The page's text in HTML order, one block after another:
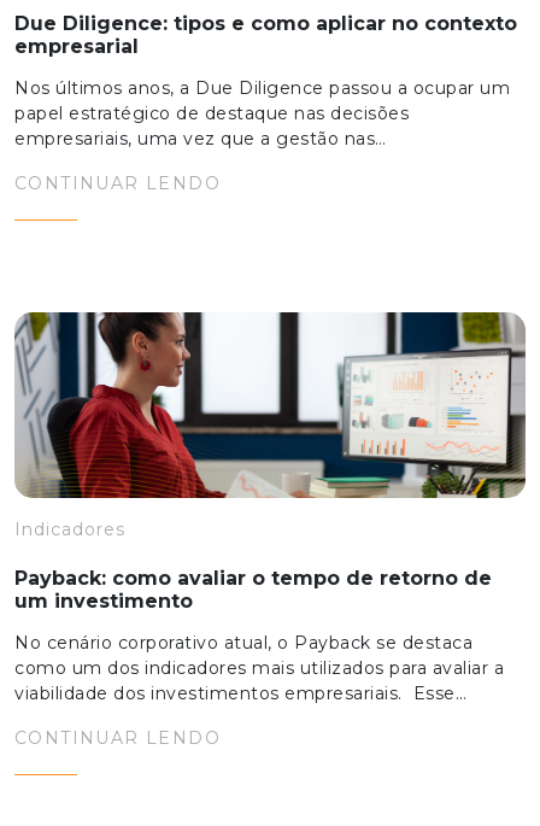
Due Diligence: tipos e como aplicar no contexto
empresarial
Nos últimos anos, a Due Diligence passou a ocupar um
papel estratégico de destaque nas decisões
empresariais, uma vez que a gestão nas…
CONTINUAR LENDO
Indicadores
Payback: como avaliar o tempo de retorno de
um investimento
No cenário corporativo atual, o Payback se destaca
como um dos indicadores mais utilizados para avaliar a
viabilidade dos investimentos empresariais. Esse…
CONTINUAR LENDO